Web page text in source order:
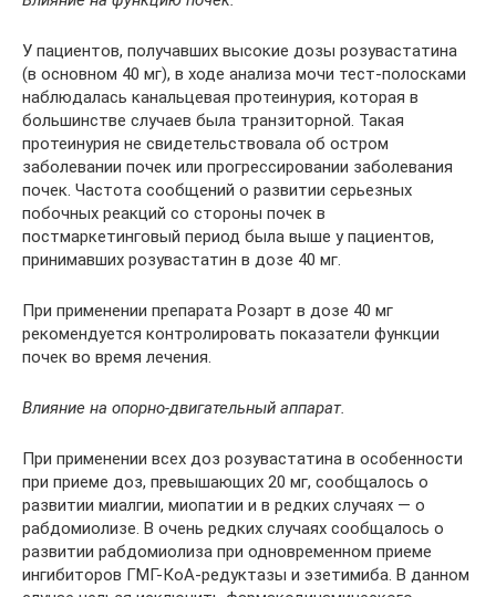
У пациентов, получавших высокие дозы розувастатина
(в основном 40 мг), в ходе анализа мочи тест-полосками
наблюдалась канальцевая протеинурия, которая в
большинстве случаев была транзиторной. Такая
протеинурия не свидетельствовала об остром
заболевании почек или прогрессировании заболевания
почек. Частота сообщений о развитии серьезных
побочных реакций со стороны почек в
постмаркетинговый период была выше у пациентов,
принимавших розувастатин в дозе 40 мг.
При применении препарата Розарт в дозе 40 мг
рекомендуется контролировать показатели функции
почек во время лечения.
Влияние на опорно-двигательный аппарат.
При применении всех доз розувастатина в особенности
при приеме доз, превышающих 20 мг, сообщалось о
развитии миалгии, миопатии и в редких случаях — о
рабдомиолизе. В очень редких случаях сообщалось о
развитии рабдомиолиза при одновременном приеме
ингибиторов ГМГ-КоА-редуктазы и эзетимиба. В данном